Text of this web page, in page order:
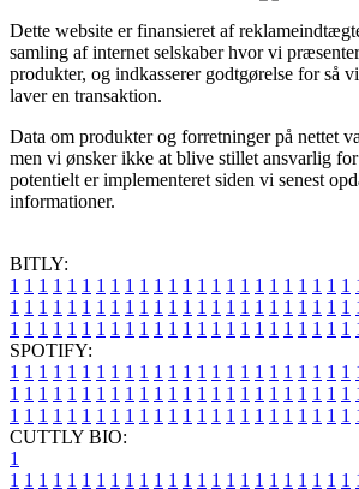
Dette website er finansieret af
samling af internet selskaber hvor vi
produkter, og indkasserer godtgørelse for så
laver en transaktion.
Data om produkter og forretninger på nettet
men vi ønsker ikke at blive stillet ansvarlig
potentielt er implementeret siden vi senest
informationer.
BITLY:
1 1 1 1 1 1 1 1 1 1 1 1 1 1 1 1 1 1 1 1 1 1 1 1
1 1 1 1 1 1 1 1 1 1 1 1 1 1 1 1 1 1 1 1 1 1 1 1
1 1 1 1 1 1 1 1 1 1 1 1 1 1 1 1 1 1 1 1 1 1 1 1
SPOTIFY:
1 1 1 1 1 1 1 1 1 1 1 1 1 1 1 1 1 1 1 1 1 1 1 1
1 1 1 1 1 1 1 1 1 1 1 1 1 1 1 1 1 1 1 1 1 1 1 1
1 1 1 1 1 1 1 1 1 1 1 1 1 1 1 1 1 1 1 1 1 1 1 1
CUTTLY BIO:
1
1 1 1 1 1 1 1 1 1 1 1 1 1 1 1 1 1 1 1 1 1 1 1 1